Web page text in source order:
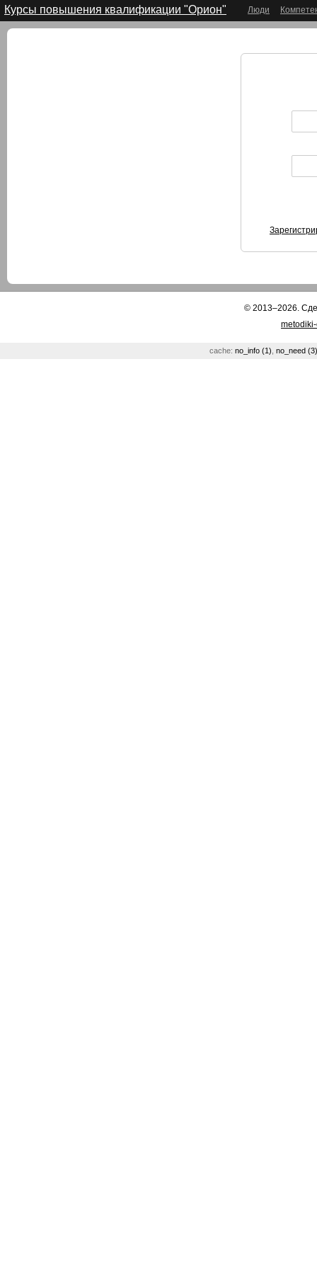
Курсы повышения квалификации "Орион" Люди
© 2013–2026.
cache: no_info (1) no_need (3)